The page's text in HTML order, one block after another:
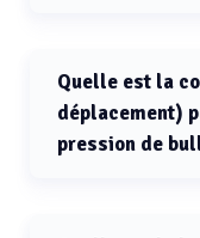
Quelle est la
déplacement)
pression de